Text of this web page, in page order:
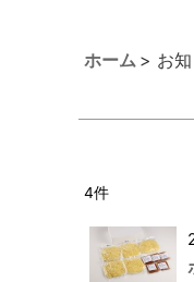
ホーム > お
4件